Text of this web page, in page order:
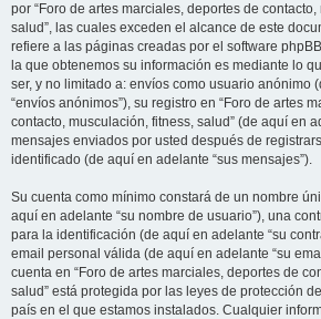
por “Foro de artes marciales, deportes de
salud”, las cuales exceden el alcance de este
refiere a las páginas creadas por el software
la que obtenemos su información es mediante lo
ser, y no limitado a: envíos como usuario anónimo
“envíos anónimos”), su registro en “Foro de artes
contacto, musculación, fitness, salud” (de aquí en
mensajes enviados por usted después de
identificado (de aquí en adelante “sus mensajes”).
Su cuenta como mínimo constará de un nombre
aquí en adelante “su nombre de usuario”), una
para la identificación (de aquí en adelante “su
email personal válida (de aquí en adelante “su
cuenta en “Foro de artes marciales, deportes de
salud” está protegida por las leyes de protección
país en el que estamos instalados. Cualquier